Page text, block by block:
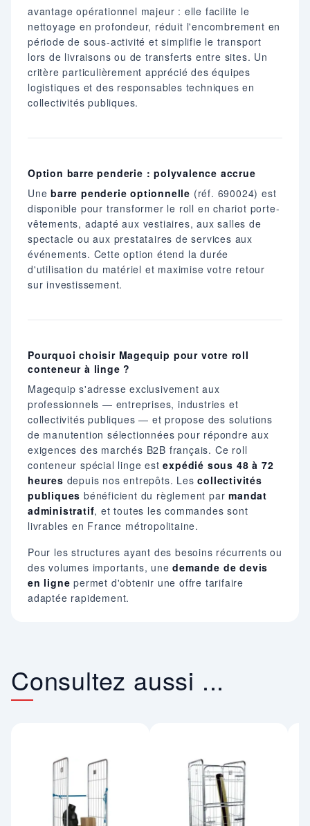
avantage opérationnel majeur : elle facilite le
nettoyage en profondeur, réduit l'encombrement en
période de sous-activité et simplifie le transport
lors de livraisons ou de transferts entre sites. Un
critère particulièrement apprécié des équipes
logistiques et des responsables techniques en
collectivités publiques.
Option barre penderie : polyvalence accrue
Unebarre penderie optionnelle (réf. 690024) est
disponible pour transformer le roll en chariot porte-
vêtements, adapté aux vestiaires, aux salles de
spectacle ou aux prestataires de services aux
événements. Cette option étend la durée
d'utilisation du matériel et maximise votre retour
sur investissement.
Pourquoi choisir Magequip pour votre roll
conteneur à linge ?
Magequip s'adresse exclusivement aux
professionnels — entreprises, industries et
collectivités publiques — et propose des solutions
de manutention sélectionnées pour répondre aux
exigences des marchés B2B français. Ce roll
conteneur spécial linge estexpédié sous 48 à 72
heures depuis nos entrepôts. Lescollectivités
publiques bénéficient du règlement parmandat
administratif, et toutes les commandes sont
livrables en France métropolitaine.
Pour les structures ayant des besoins récurrents ou
des volumes importants, unedemande de devis
en ligne permet d'obtenir une offre tarifaire
adaptée rapidement.
Consultez aussi ...